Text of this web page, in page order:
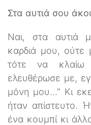
Στα αυτιά σου
Ναι, στα αυτιά
καρδιά μου,
τότε να κλαίω
ελευθέρωσε με,
μόνη μου...” Κι
ήταν απίστευτο.
ένα κουμπί κι